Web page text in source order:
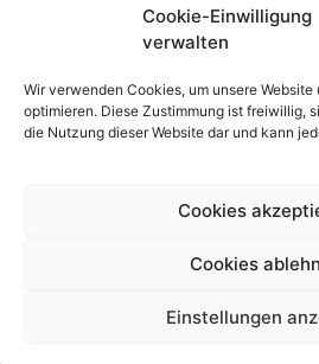
Cookie-Einwilligung
verwalten
Wir verwenden Cookies, um unsere
optimieren. Diese Zustimmung ist freiwillig,
die Nutzung dieser Website dar und kann
Cookies
Cookies
Einstellungen
Kontaktformular
info@ergoline.de
+49 (0) 2224 818 0
Social
Impressumcookies